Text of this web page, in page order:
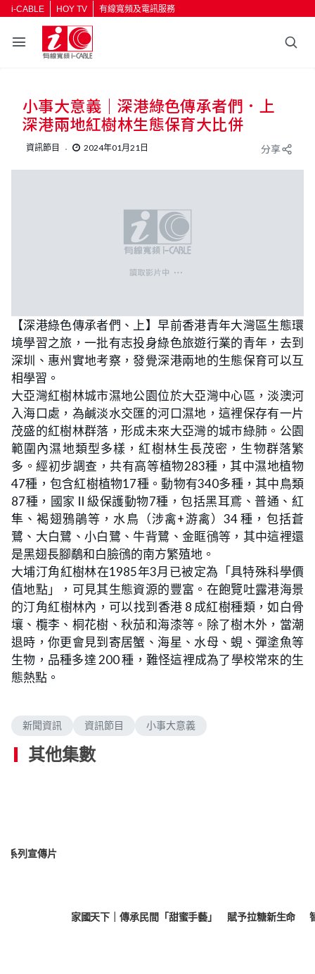
i-CABLE HOY TV 有線寬頻及電訊服務
返回
按輸入鍵開始搜尋
小事大意義｜深港綠色傳承者們．上
深港兩地紅樹林生態保育大比併
資訊節目 2024年01月21日 分享
【深港綠色傳承者們、上】早前香港青年大灣區生態環
境學習之旅，一批有志投身綠色旅遊行業的青年，去到
深圳、惠州實地考察，發覺深港兩地的生態保育可以互
相學習。
大亞灣紅樹林城市濕地公園位於大亞灣中心區，淡澳河
入海口處，為鹹淡水交匯的河口濕地，這裡保存有一片
茂盛的紅樹林群落，形成未來大亞灣的城市綠肺。公園
範圍內濕地類型多樣，紅樹林生長茂密，生物群落繁
多。經初步調查，共有高等植物283種，其中濕地植物
47種，包含紅樹植物17種。動物有340多種，其中鳥類
87種，國家Ⅱ級保護動物7種，包括黑耳鳶、普通、紅
隼、褐翅鴉鵑等，水鳥（涉禽+游禽）34 種，包括蒼
鷺、大白鷺、小白鷺、牛背鷺、金眶鴴等，其中這裡還
是黑翅長腳鷸和白臉鴴的南方繁殖地。
大埔汀角紅樹林在1985年3月已被定為「具特殊科學價
值地點」，可見其生態資源的豐富。在飽覽吐露港海景
的汀角紅樹林內，可以找到香港 8 成紅樹種類，如白骨
壤、欖李、桐花樹、秋茄和海漆等。除了樹木外，當潮
退時，你更會見到寄居蟹、海星、水母、蜆、彈塗魚等
生物，品種多達 200 種，難怪這裡成為了學校常來的生
態熱點。
新聞資訊 資訊節目 小事大意義
其他集數
系列宣傳片
家國天下｜傳承民間「甜蜜手藝」 賦予拉糖新生命